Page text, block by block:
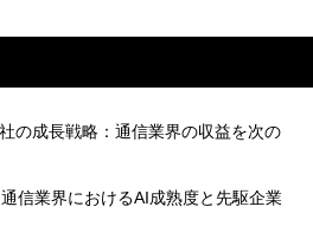
の成長戦略：通信業界の収益を次の
通信業界におけるAI成熟度と先駆企業